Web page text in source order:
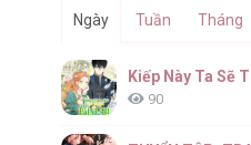
Ngày Tuần Tháng
Kiếp Này Ta Sẽ
90